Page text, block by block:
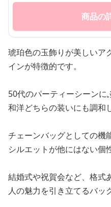
商品の
琥珀色の玉飾りが美しいア
インが特徴的です。
50代のパーティーシーンに
和洋どちらの装いにも調和
チェーンバッグとしての機
シルエットが他にはない個
結婚式や祝賀会など、格式
人の魅力を引き立てるバッ